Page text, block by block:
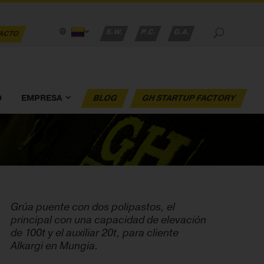
EMPRESA BLOG GH STARTUP FACTORY
Grúa puente con dos polipastos, el
principal con una capacidad de elevación
de 100t y el auxiliar 20t, para cliente
Alkargi en Mungia.